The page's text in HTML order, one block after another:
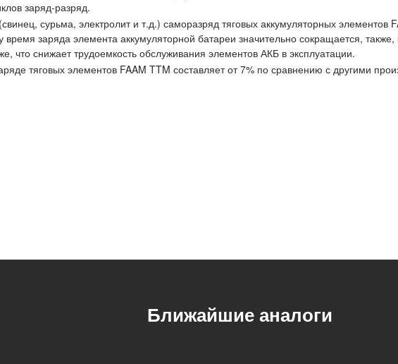
заряд-разряд.
сурьма, электролит и т.д.) саморазряд тяговых аккумуляторных элементов
время заряда элемента аккумуляторной батареи значительно сокращается,
что снижает трудоемкость обслуживания элементов АКБ в эксплуатации.
тяговых элементов FAAM TTM составляет от 7% по сравнению с другими
Ближайшие аналоги